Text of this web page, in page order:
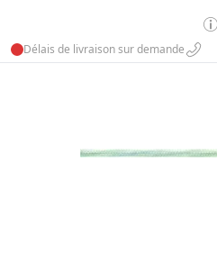
Délais de livraison sur demande